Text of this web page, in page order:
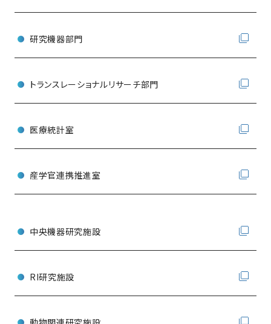
研究機器部門
トランスレーショナルリサーチ部門
医療統計室
産学官連携推進室
中央機器研究施設
RI研究施設